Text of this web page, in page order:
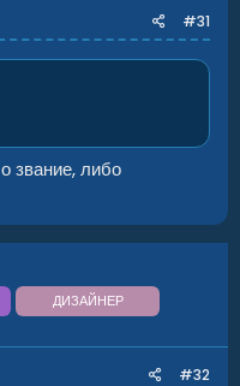
#31
звание, либо
ДИЗАЙНЕР
#32